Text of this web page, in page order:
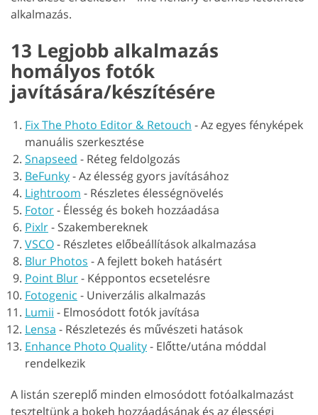
alkalmazás.
13 Legjobb alkalmazás
homályos fotók
javítására/készítésére
Fix The Photo Editor & Retouch -Az egyes fényképek
manuális szerkesztése
Snapseed - Réteg feldolgozás
BeFunky-Az élesség gyors javításához
Lightroom - Részletes élességnövelés
Fotor- Élesség és bokeh hozzáadása
Pixlr- Szakembereknek
VSCO- Részletes előbeállítások alkalmazása
Blur Photos -A fejlett bokeh hatásért
Point Blur- Képpontos ecsetelésre
Fotogenic - Univerzális alkalmazás
Lumii - Elmosódott fotók javítása
Lensa - Részletezés és művészeti hatások
Enhance Photo Quality- Előtte/utána móddal
rendelkezik
A listán szereplő minden elmosódott fotóalkalmazást
teszteltünk a bokeh hozzáadásának és az élességi